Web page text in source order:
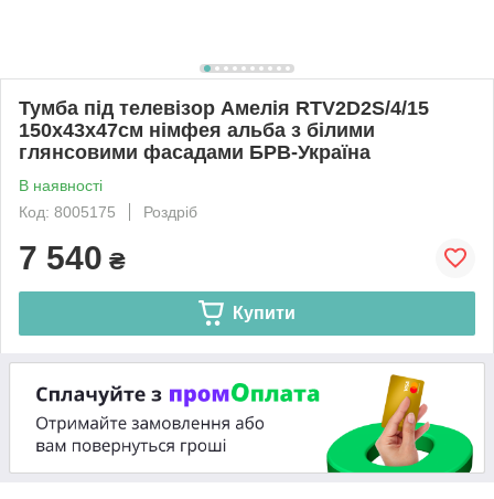
Тумба під телевізор Амелія RTV2D2S/4/15
150х43х47см німфея альба з білими
глянсовими фасадами БРВ-Україна
В наявності
Код: 8005175
Роздріб
7 540 ₴
Купити